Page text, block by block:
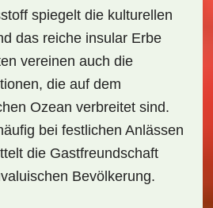
spiegelt die kulturellen
das reiche insular Erbe
vereinen auch die
die auf dem
Ozean verbreitet sind.
bei festlichen Anlässen
die Gastfreundschaft
Bevölkerung.